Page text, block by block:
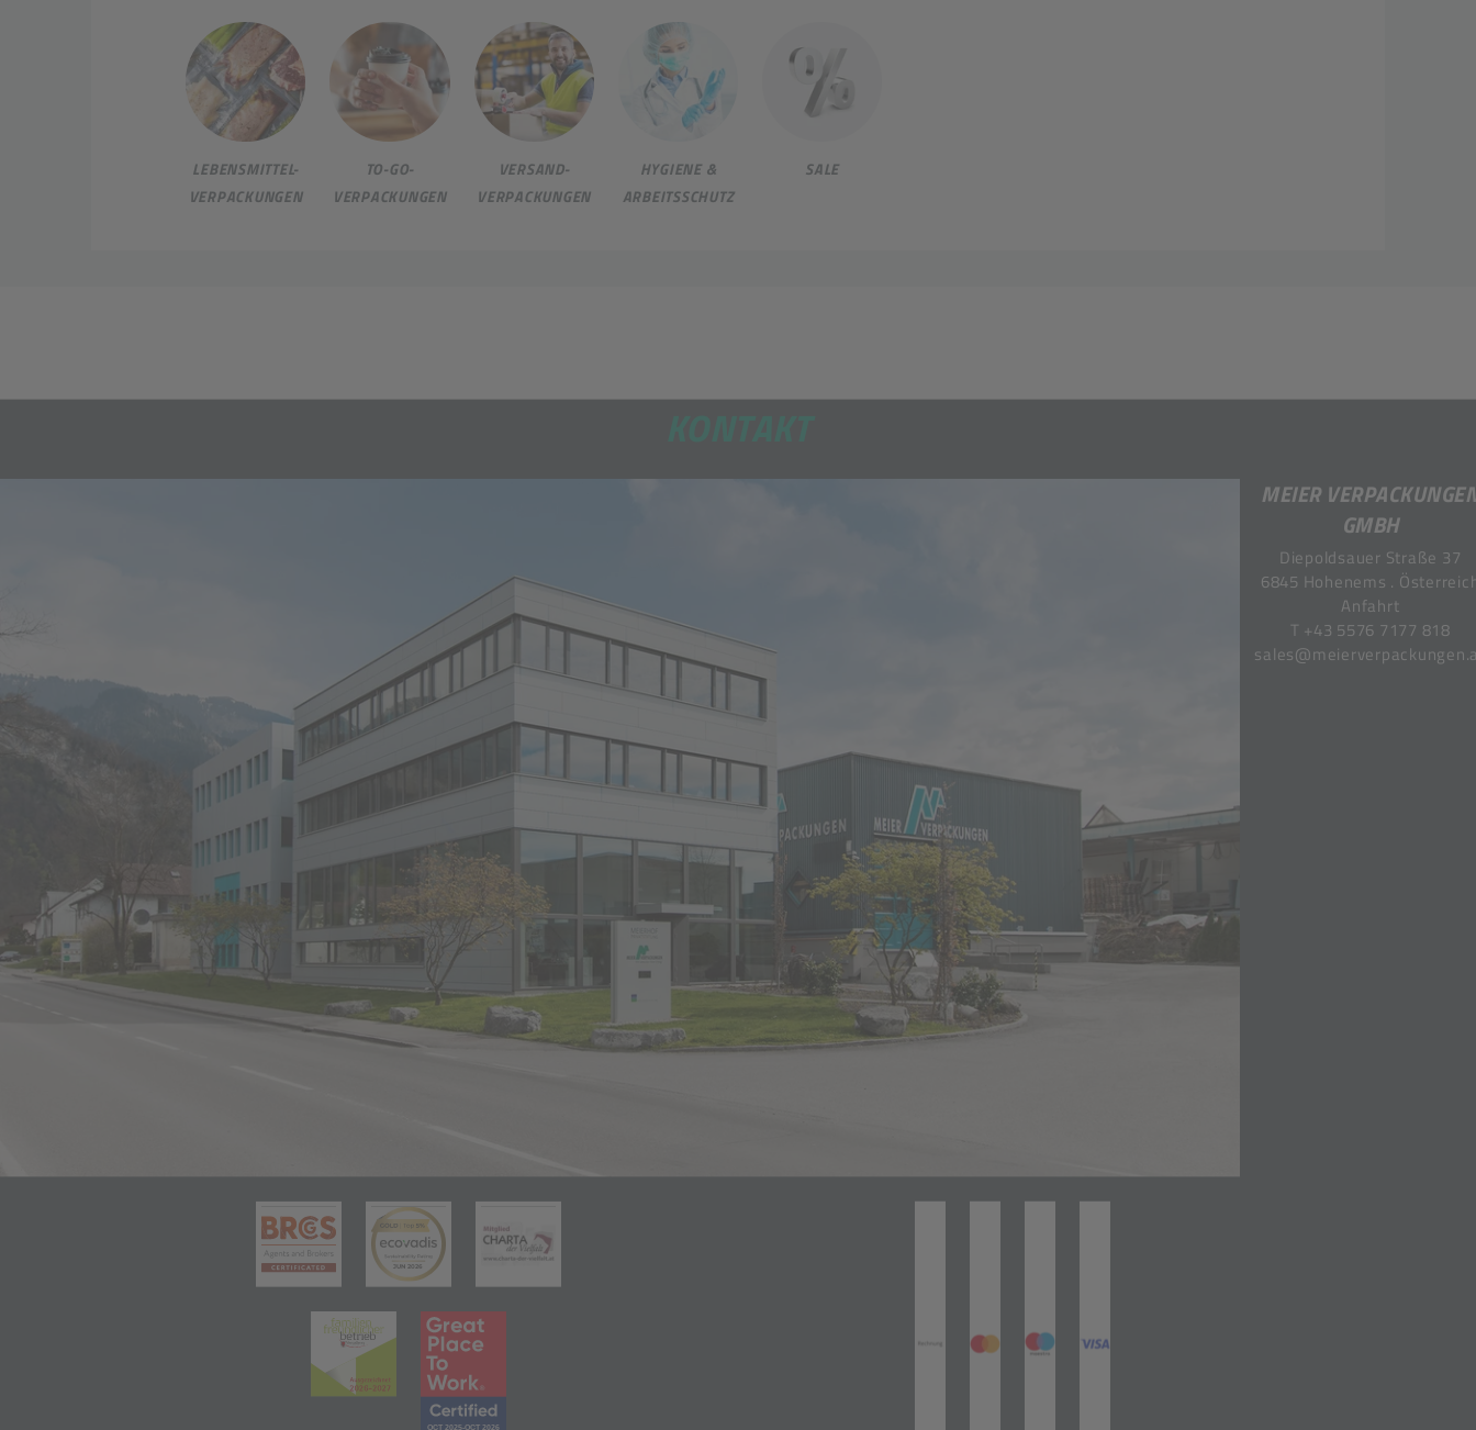
LEBENSMITTEL-
VERPACKUNGEN
TO-GO-
VERPACKUNGEN
VERSAND-
VERPACKUNGEN
HYGIENE &
ARBEITSSCHUTZ
SALE
MEIER
GMBH
Diepoldsauer Straße 37
6845 Hohenems .
Anfahrt
T +43 5576 7177 818
(öffnet in neuem Tab)
(öffnet in neuem Tab)
(öffnet in neuem Tab)
(öffnet in neuem Tab)